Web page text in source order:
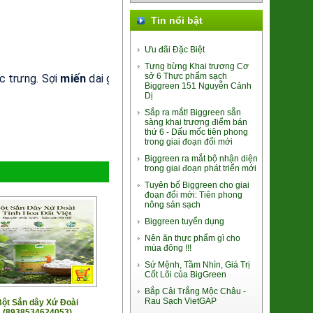
trưng. Sợi miến daigiòn, thơm ngontựnhiên, đảm
Sắn dây Xứ Đoài
Giò Tảo Chile Chay
Long Nhãn ôm Sen Vinagri
155.000đ/Hộp
Cốm Làng Vòng
28.500đ/100g
Tin nổi bật
Ưu đãi Đặc Biệt
Tưng bừng Khai trương Cơ
sở 6 Thực phẩm sạch
Biggreen 151 Nguyễn Cảnh
Dị
Sắp ra mắt! Biggreen sẵn
sàng khai trương điểm bán
thứ 6 - Dấu mốc tiên phong
trong giai đoạn đổi mới
Biggreen ra mắt bộ nhận diện
trong giai đoạn phát triển mới
Tuyên bố Biggreen cho giai
đoạn đổi mới: Tiên phong
nông sản sạch
Biggreen tuyển dụng
Nên ăn thực phẩm gì cho
mùa đông !!!
Sứ Mệnh, Tầm Nhìn, Giá Trị
Cốt Lõi của BigGreen
Bắp Cải Trắng Mộc Châu -
Rau Sạch VietGAP